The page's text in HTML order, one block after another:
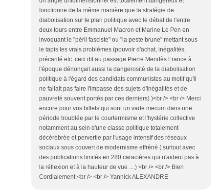
fonctionne de la même manière que la stratégie de
diabolisation sur le plan politique avec le débat de l'entre
deux tours entre Emmanuel Macron et Marine Le Pen en
invoquant le "péril fasciste" ou "la peste brune" mettant sous
le tapis les vrais problèmes (pouvoir d'achat, inégalités,
précarité etc. ceci dit au passage Pierre Mendès France à
l'époque dénonçait aussi la dangerosité de la diabolisation
politique à l'égard des candidats communistes au motif qu'il
ne fallait pas faire l'impasse des sujets d'inégalités et de
pauvreté souvent portés par ces derniers) )<br /> <br /> Merci
encore pour vos billets qui sont un vade mecum dans une
période troublée par le courtermisme et l'hystérie collective
notamment au sein d'une classe politique totalement
décérébrée et pervertie par l'usage intensif des réseaux
sociaux sous couvert de modernisme effréné ( surtout avec
des publications limités en 280 caractères qui n'aident pas à
la réflexion et à la hauteur de vue ....) <br /> <br /> Bien
Cordialement.<br /> <br /> Yannick ALEXANDRE